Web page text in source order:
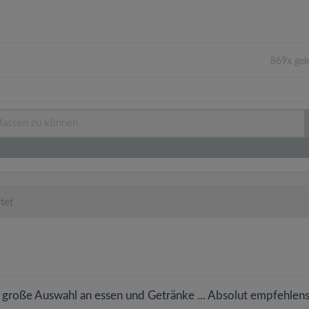
869x
Auswahl an essen und Getränke ... Absolut